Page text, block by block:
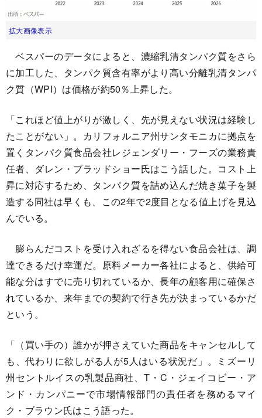
拡大画像表示
ベスパーのデータによると、濃縮乳清タンパク質をさら
に加工した、タンパク質含有率がより高い分離乳清タンパ
ク質（WPI）は価格が約50％上昇した。
「これほど値上がりが激しく、先が見えない状況は経験し
たことがない」。カリフォルニア州サンタモニカに拠点を
置くタンパク質食品会社レジェンダリー・フーズの業務責
任者、ダレン・ブラッドショー氏はこう話した。コスト上
昇に対応するため、タンパク質を詰め込んだ焼き菓子を製
造する同社は早くも、この2年で2度目となる値上げを見込
んでいる。
膨らんだコストを受け入れざるを得ない食品会社は、調
達できるだけ幸運だ。原料メーカー各社によると、供給可
能な分はすでに売り切れているか、長年の顧客用に確保さ
れているか、来年までの契約で行き先が決まっているかだ
という。
「（買い手の）誰かが押さえていた商品をキャンセルして
も、代わりに欲しがる人が5人はいる状況だ」。ミズーリ
州セントルイスの乳製品商社、T・C・ジェイコビー・ア
ンド・カンパニーで市場情報部門の責任者を務めるマイ
ク・ブラウン氏はこう語った。